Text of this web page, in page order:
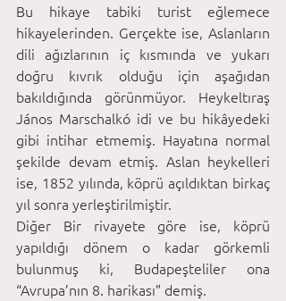
Bu hikaye tabiki turist eğlemece
hikayelerinden. Gerçekte ise, Aslanların
dili ağızlarının iç kısmında ve yukarı
doğru kıvrık olduğu için aşağıdan
bakıldığında görünmüyor. Heykeltıraş
János Marschalkó idi ve bu hikâyedeki
gibi intihar etmemiş. Hayatına normal
şekilde devam etmiş. Aslan heykelleri
ise, 1852 yılında, köprü açıldıktan birkaç
yıl sonra yerleştirilmiştir.
Diğer Bir rivayete göre ise, köprü
yapıldığı dönem o kadar görkemli
bulunmuş ki, Budapeşteliler ona
“Avrupa’nın 8. harikası” demiş.